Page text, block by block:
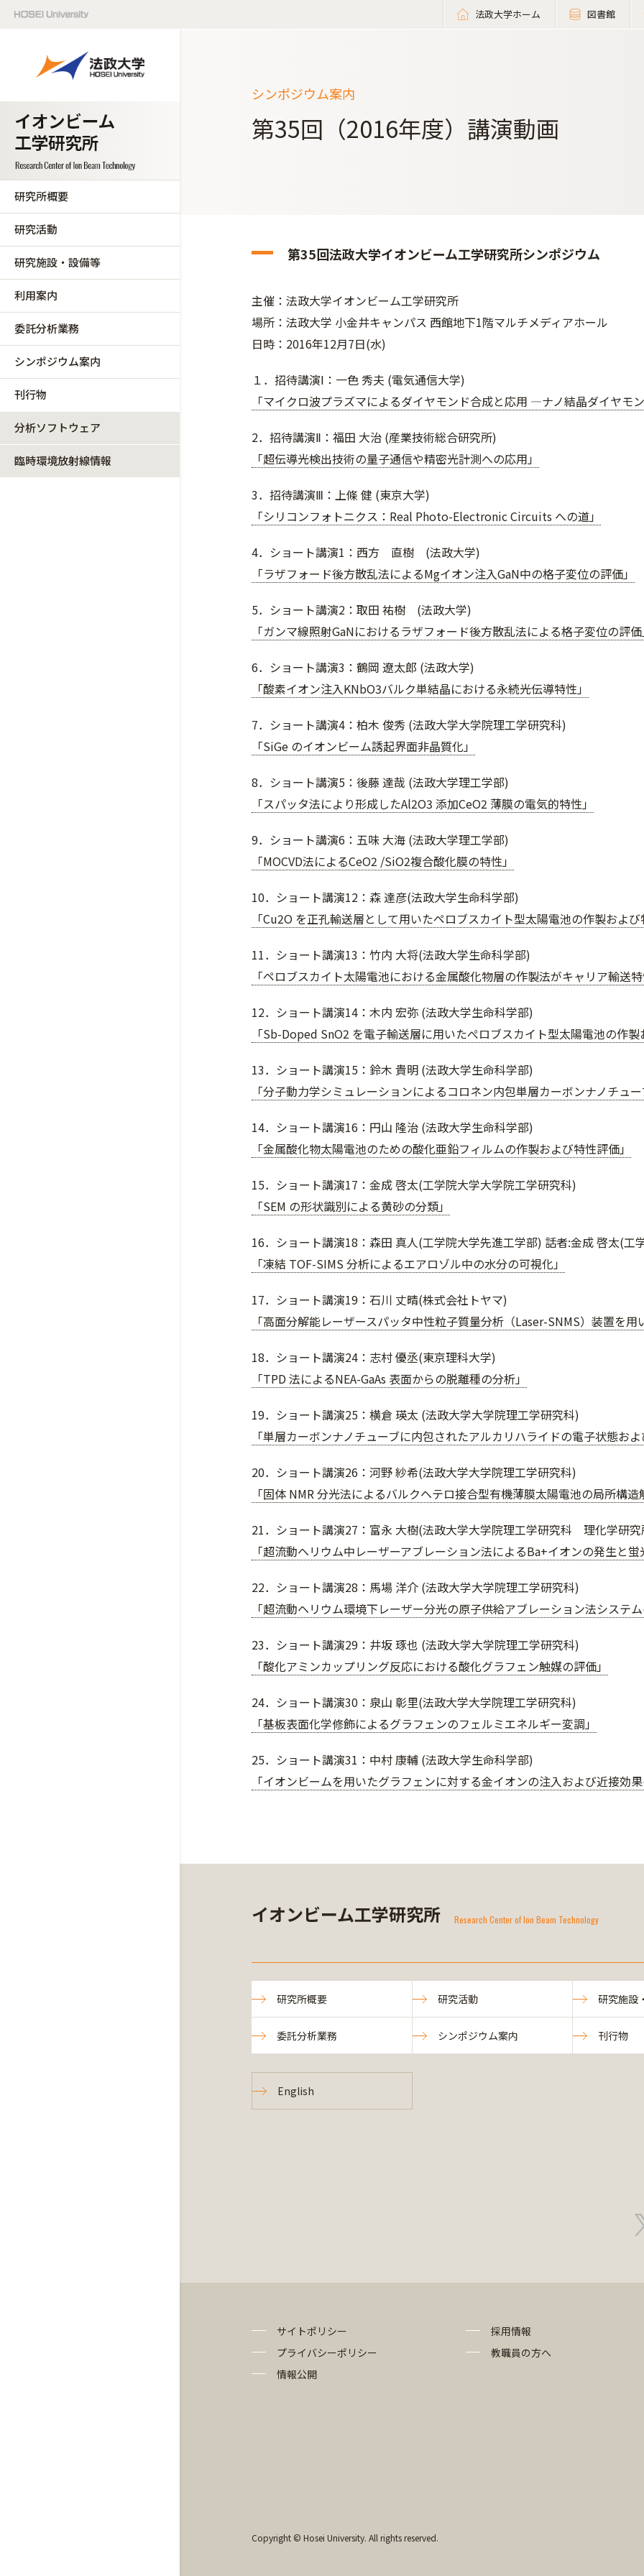
法政大学ホーム 図書館
研究所概要
研究活動
研究施設・設備等
利用案内
委託分析業務
シンポジウム案内
刊行物
分析ソフトウェア
臨時環境放射線情報
シンポジウム案内
第35回（2016年度）講演動画
第35回法政大学イオンビーム工学研究所シンポジウム
主催：法政大学イオンビーム工学研究所
場所：法政大学 小金井キャンパス 西館地下1階マルチメディアホール
日時：2016年12月7日(水)
１．招待講演Ⅰ：一色 秀夫 (電気通信大学)
「マイクロ波プラズマによるダイヤモンド合成と応用 ―ナノ結晶ダイヤモ
2．招待講演Ⅱ：福田 大治 (産業技術総合研究所)
「超伝導光検出技術の量子通信や精密光計測への応用」
3．招待講演Ⅲ：上條 健 (東京大学)
「シリコンフォトニクス：Real Photo-Electronic Circuits への道」
4．ショート講演1：西方 直樹 (法政大学)
「ラザフォード後方散乱法によるMgイオン注入GaN中の格子変位の評価」
5．ショート講演2：取田 祐樹 (法政大学)
「ガンマ線照射GaNにおけるラザフォード後方散乱法による格子変位の評価
6．ショート講演3：鶴岡 遼太郎 (法政大学)
「酸素イオン注入KNbO3バルク単結晶における永続光伝導特性」
7．ショート講演4：柏木 俊秀 (法政大学大学院理工学研究科)
「SiGe のイオンビーム誘起界面非晶質化」
8．ショート講演5：後藤 達哉 (法政大学理工学部)
「スパッタ法により形成したAl2O3 添加CeO2 薄膜の電気的特性」
9．ショート講演6：五味 大海 (法政大学理工学部)
「MOCVD法によるCeO2 /SiO2複合酸化膜の特性」
10．ショート講演12：森 達彦(法政大学生命科学部)
「Cu2O を正孔輸送層として用いたペロブスカイト型太陽電池の作製および
11．ショート講演13：竹内 大将(法政大学生命科学部)
「ペロブスカイト太陽電池における金属酸化物層の作製法がキャリア輸送特
12．ショート講演14：木内 宏弥 (法政大学生命科学部)
「Sb-Doped SnO2 を電子輸送層に用いたぺロブスカイト型太陽電池の作製
13．ショート講演15：鈴木 貴明 (法政大学生命科学部)
「分子動力学シミュレーションによるコロネン内包単層カーボンナノチュー
14．ショート講演16：円山 隆治 (法政大学生命科学部)
「金属酸化物太陽電池のための酸化亜鉛フィルムの作製および特性評価」
15．ショート講演17：金成 啓太(工学院大学大学院工学研究科)
「SEM の形状識別による黄砂の分類」
16．ショート講演18：森田 真人(工学院大学先進工学部) 話者:金成 啓太(工
「凍結 TOF-SIMS 分析によるエアロゾル中の水分の可視化」
17．ショート講演19：石川 丈晴(株式会社トヤマ)
「高面分解能レーザースパッタ中性粒子質量分析（Laser-SNMS）装置を用
18．ショート講演24：志村 優丞(東京理科大学)
「TPD 法によるNEA-GaAs 表面からの脱離種の分析」
19．ショート講演25：横倉 瑛太 (法政大学大学院理工学研究科)
「単層カーボンナノチューブに内包されたアルカリハライドの電子状態お
20．ショート講演26：河野 紗希(法政大学大学院理工学研究科)
「固体 NMR 分光法によるバルクヘテロ接合型有機薄膜太陽電池の局所構造
21．ショート講演27：富永 大樹(法政大学大学院理工学研究科 理化学研究
「超流動ヘリウム中レーザーアブレーション法によるBa+イオンの発生と蛍
22．ショート講演28：馬場 洋介 (法政大学大学院理工学研究科)
「超流動ヘリウム環境下レーザー分光の原子供給アブレーション法システム
23．ショート講演29：井坂 琢也 (法政大学大学院理工学研究科)
「酸化アミンカップリング反応における酸化グラフェン触媒の評価」
24．ショート講演30：泉山 彰里(法政大学大学院理工学研究科)
「基板表面化学修飾によるグラフェンのフェルミエネルギー変調」
25．ショート講演31：中村 康輔 (法政大学生命科学部)
「イオンビームを用いたグラフェンに対する金イオンの注入および近接効果
イオンビーム工学研究所 Research Center of Ion Beam Technology
研究所概要 研究活動 研究施設
委託分析業務 シンポジウム案内 刊行物
English
サイトポリシー
プライバシーポリシー
情報公開
採用情報
教職員の方へ
Copyright © Hosei University. All rights reserved.